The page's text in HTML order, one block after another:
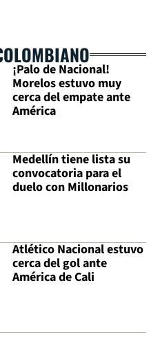
¡Palo de Nacional!
Morelos estuvo muy
cerca del empate ante
América
Medellín tiene lista su
convocatoria para el
duelo con Millonarios
Atlético Nacional estuvo
cerca del gol ante
América de Cali